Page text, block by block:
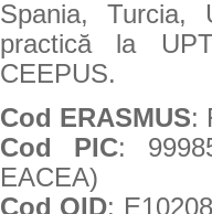
Spania, Turcia,
practică la
CEEPUS.
Cod ERASMUS:
Cod PIC:
EACEA)
Cod OID: